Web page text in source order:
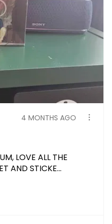
4 MONTHS AGO
LOVE ALL THE
AND STICKE...